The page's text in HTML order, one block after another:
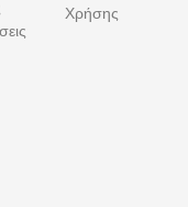
Χρήσης